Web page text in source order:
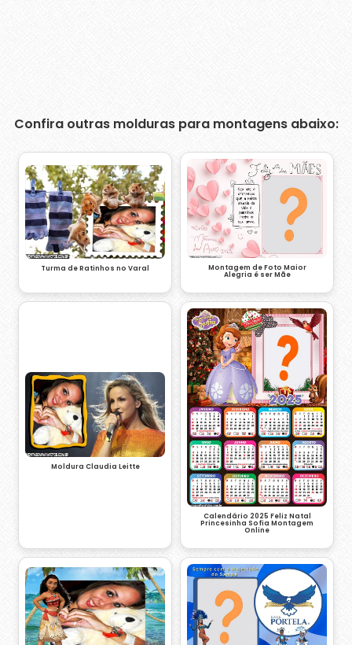
Confira outras molduras para montagens abaixo:
Turma de Ratinhos no Varal Montagem de Foto Maior
Alegria é ser Mãe
Moldura Claudia Leitte
Calendário 2025 Feliz Natal
Princesinha Sofia Montagem
Online